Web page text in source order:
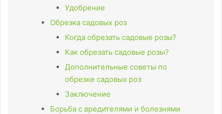
Удобрение
Обрезка садовых роз
Когда обрезать садовые розы?
Как обрезать садовые розы?
Дополнительные советы по
обрезке садовых роз
Заключение
Борьба с вредителями и болезнями